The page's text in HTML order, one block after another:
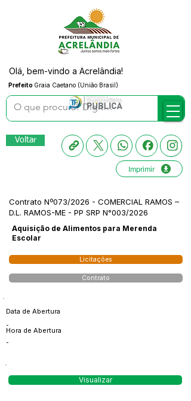
Prefeito Graia Caetano (União Brasil)
Olá, bem-vindo a Acrelândia!
Voltar
Imprimir
Contrato Nº073/2026 - COMERCIAL RAMOS –
D.L. RAMOS-ME - PP SRP N°003/2026
Aquisição de Alimentos para Merenda
Escolar
Licitações
Contrato
Data de Abertura
-
Hora de Abertura
-
Visualizar